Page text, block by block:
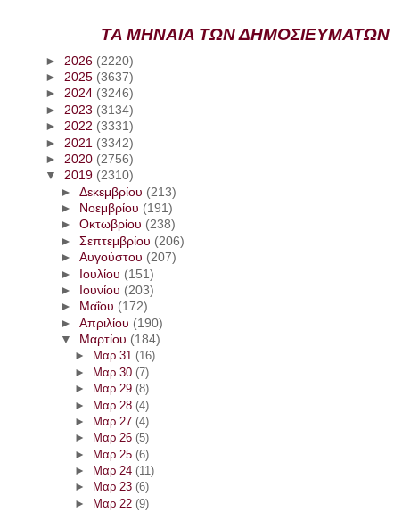
ΤΑ ΜΗΝΑΙΑ ΤΩΝ ΔΗΜΟΣΙΕΥΜΑΤΩΝ
► 2026 (2220)
► 2025 (3637)
►2024 (3246)
► 2023 (3134)
►2022 (3331)
► 2021 (3342)
► 2020 (2756)
▼2019 (2310)
► Δεκεμβρίου (213)
►
Νοεμβρίου (191)
► Οκτωβρίου (238)
► Σεπτεμβρίου (206)
► Αυγούστου (207)
► Ιουλίου (151)
►
Ιουνίου (203)
►
Μαΐου (172)
► Απριλίου (190)
▼
Μαρτίου (184)
►
Μαρ 31 (16)
►
Μαρ 30 (7)
►
Μαρ 29 (8)
► Μαρ 28 (4)
►
Μαρ 27 (4)
►
Μαρ 26 (5)
► Μαρ 25 (6)
►
Μαρ 24 (11)
►
Μαρ 23 (6)
► Μαρ 22 (9)